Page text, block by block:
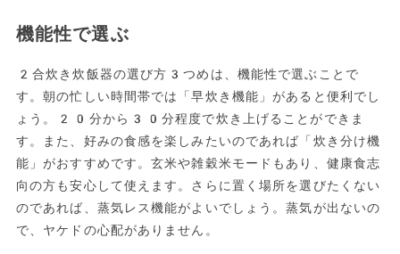
機能性で選ぶ
2合炊き炊飯器の選び方3つめは、機能性で選ぶことで
す。朝の忙しい時間帯では「早炊き機能」があると便利でし
ょう。20分から30分程度で炊き上げることができま
す。また、好みの食感を楽しみたいのであれば「炊き分け機
能」がおすすめです。玄米や雑穀米モードもあり、健康食志
向の方も安心して使えます。さらに置く場所を選びたくない
のであれば、蒸気レス機能がよいでしょう。蒸気が出ないの
で、ヤケドの心配がありません。